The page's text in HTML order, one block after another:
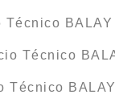
Técnico
Técnico
Técnico